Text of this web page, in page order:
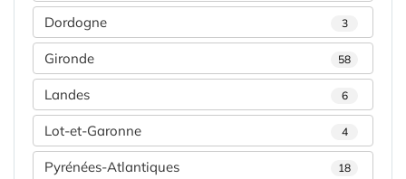
Dordogne 3
Gironde 58
Landes 6
Lot-et-Garonne 4
Pyrénées-Atlantiques 18